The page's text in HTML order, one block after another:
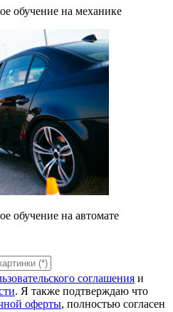
обучение на механике
обучение на автомате
соглашения и
. Я также подтверждаю что
оферты, полностью согласен